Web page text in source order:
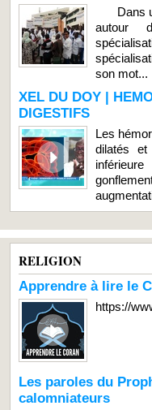
Dans
autour
son mot...
XEL DU DOY |
DIGESTIFS
Les
dilatés
RELIGION
Apprendre à lire le
https://
Les paroles du
calomniateurs